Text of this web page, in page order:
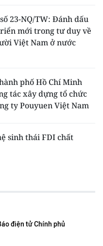
23-NQ/TW: Đánh dấu
mới trong tư duy về
Việt Nam ở nước
phố Hồ Chí Minh
tác xây dựng tổ chức
ty Pouyuen Việt Nam
sinh thái FDI chất
điện tử Chính phủ